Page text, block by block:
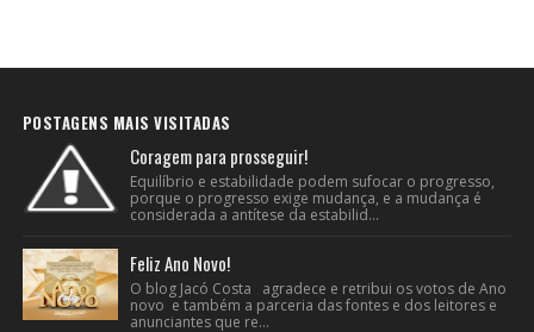
POSTAGENS MAIS VISITADAS
Coragem para prosseguir!
Equilíbrio e estabilidade podem sufocar o progresso,
porque o progresso exige mudança, e a mudança é
considerada a antítese da estabilid...
Feliz Ano Novo!
O blog Jacó Costa agradece e retribui os votos de Ano
novo e também a parceria das fontes e dos leitores e
anunciantes que re...